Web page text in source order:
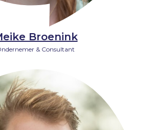
Broenink
& Consultant